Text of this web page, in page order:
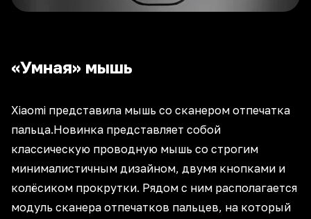
«Умная» мышь
Xiaomi представила мышь со сканером отпечатка
пальца.Новинка представляет собой
классическую проводную мышь со строгим
минималистичным дизайном, двумя кнопками и
колёсиком прокрутки. Рядом с ним располагается
модуль сканера отпечатков пальцев, на который